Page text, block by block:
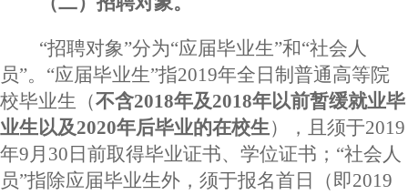
“招聘对象”分为“应届毕业生”和“社会人
员”。“应届毕业生”指2019年全日制普通高等院
校毕业生（不含2018年及2018年以前暂缓就业毕
业生以及2020年后毕业的在校生），且须于2019
年9月30日前取得毕业证书、学位证书；“社会人
员”指除应届毕业生外， 须于报名首日（即2019